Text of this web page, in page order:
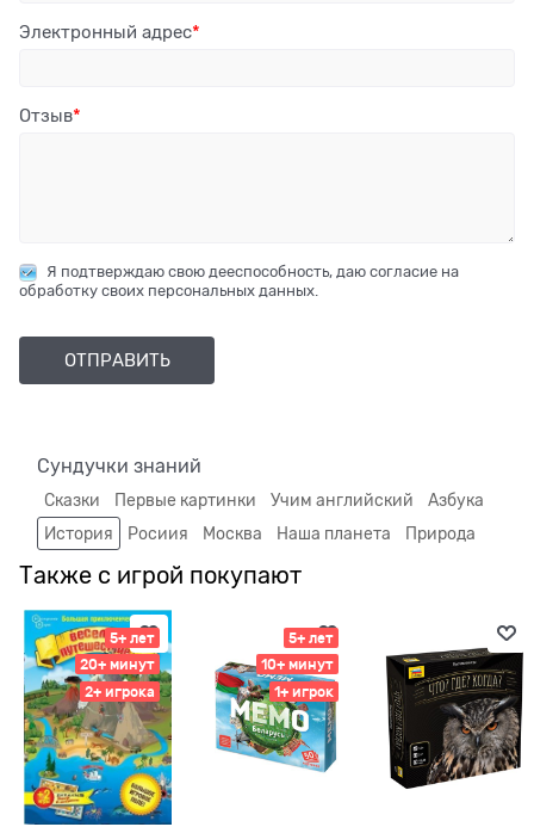
Электронный адрес
Отзыв
Я подтверждаю свою дееспособность, даю согласие на
обработку своих персональных данных.
Сундучки знаний
Сказки Первые картинки Учим английский
Азбука
История
Росиия Москва Наша планета Природа
Также с игрой покупают
5+ лет
20+ минут
2+ игрока
5+ лет
10+ минут
1+ игрок